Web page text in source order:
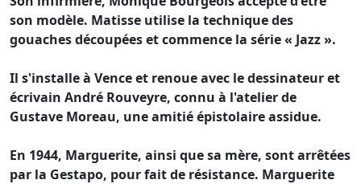
son modèle. Matisse utilise la technique des
gouaches découpées et commence la série « Jazz ».
Il s'installe à Vence et renoue avec le dessinateur et
écrivain André Rouveyre, connu à l'atelier de
Gustave Moreau, une amitié épistolaire assidue.
En 1944, Marguerite, ainsi que sa mère, sont arrêtées
par la Gestapo, pour fait de résistance. Marguerite